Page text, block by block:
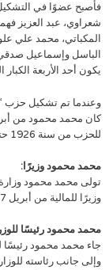
فأصبح عضوًا في
شعراوي، عبد العزيز
المكباتي، محمد علي
يكون أحد الأربعة الكبار الذين أشعلوا
كان محمد محمود من
للحزب من سنة 1926 حتى وفاته في فبراير 1941م.
محمد محمود وزيرًا:
وزيرًا للمالية من أبريل 1927- يونية 1928.
محمد محمود رئيسًا
وإلى جانب رئاسته